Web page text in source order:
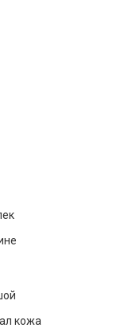
кожа